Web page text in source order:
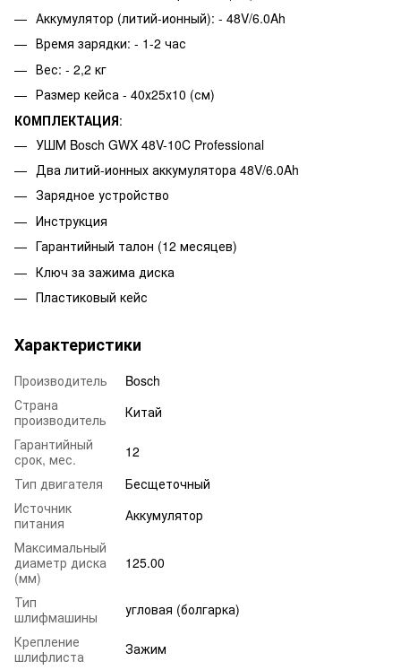
Аккумулятор (литий-ионный): - 48V/6.0Ah
Время зарядки: - 1-2 час
Вес: - 2,2 кг
Размер кейса - 40х25х10 (см)
КОМПЛЕКТАЦИЯ:
УШМ Bosch GWX 48V-10C Professional
Два литий-ионных аккумулятора 48V/6.0Ah
Зарядное устройство
Инструкция
Гарантийный талон (12 месяцев)
Ключ за зажима диска
Пластиковый кейс
Характеристики
Производитель
Bosch
Страна
производитель
Китай
Гарантийный
срок, мес.
12
Тип двигателя
Бесщеточный
Источник
питания
Аккумулятор
Максимальный
диаметр диска
(мм)
125.00
Тип
шлифмашины
угловая (болгарка)
Крепление
шлифлиста
Зажим